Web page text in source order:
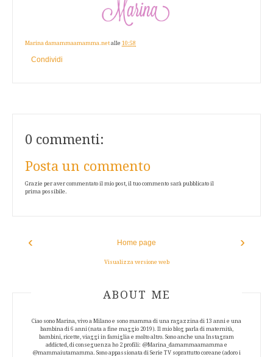
Marina damammaamamma.net alle 10:58
Condividi
0 commenti:
Posta un commento
Grazie per aver commentato il mio post, il tuo commento sarà pubblicato il
prima possibile.
‹ ›
Home page
Visualizza versione web
ABOUT AUTHOR
ABOUT ME
Ciao sono Marina, vivo a Milano e sono mamma di una ragazzina di 13 anni e una
bambina di 6 anni (nata a fine maggio 2019). Il mio blog parla di maternità,
bambini, ricette, viaggi in famiglia e molto altro. Sono anche una Instagram
addicted, di conseguenza ho 2 profili: @Marina_damammaamamma e
@mammaiutamamma. Sono appassionata di Serie TV soprattutto coreane (adoro i